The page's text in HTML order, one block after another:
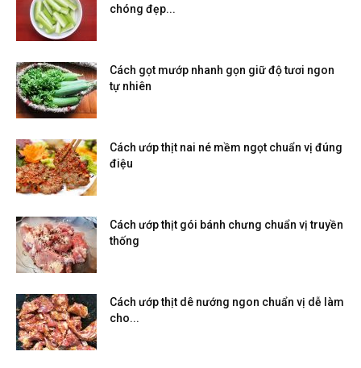
chóng đẹp...
Cách gọt mướp nhanh gọn giữ độ tươi ngon
tự nhiên
Cách ướp thịt nai né mềm ngọt chuẩn vị đúng
điệu
Cách ướp thịt gói bánh chưng chuẩn vị truyền
thống
Cách ướp thịt dê nướng ngon chuẩn vị dễ làm
cho...